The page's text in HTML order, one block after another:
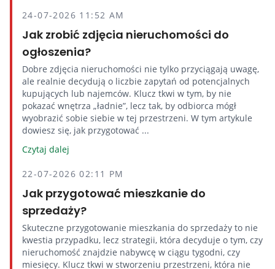
24-07-2026 11:52 AM
Jak zrobić zdjęcia nieruchomości do
ogłoszenia?
Dobre zdjęcia nieruchomości nie tylko przyciągają uwagę,
ale realnie decydują o liczbie zapytań od potencjalnych
kupujących lub najemców. Klucz tkwi w tym, by nie
pokazać wnętrza „ładnie”, lecz tak, by odbiorca mógł
wyobrazić sobie siebie w tej przestrzeni. W tym artykule
dowiesz się, jak przygotować ...
Czytaj dalej
22-07-2026 02:11 PM
Jak przygotować mieszkanie do
sprzedaży?
Skuteczne przygotowanie mieszkania do sprzedaży to nie
kwestia przypadku, lecz strategii, która decyduje o tym, czy
nieruchomość znajdzie nabywcę w ciągu tygodni, czy
miesięcy. Klucz tkwi w stworzeniu przestrzeni, która nie